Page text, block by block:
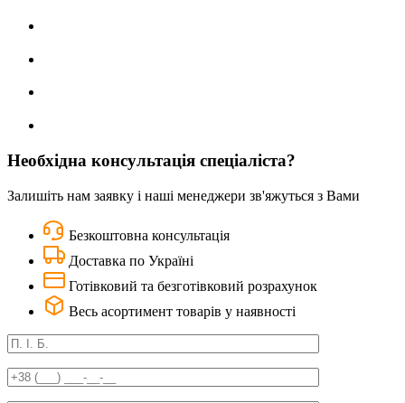
Необхідна консультація спеціаліста?
Залишіть нам заявку і наші менеджери зв'яжуться з Вами
Безкоштовна консультація
Доставка по Україні
Готівковий та безготівковий розрахунок
Весь асортимент товарів у наявності